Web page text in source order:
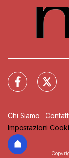
Chi Siamo Contatti
Impostazioni